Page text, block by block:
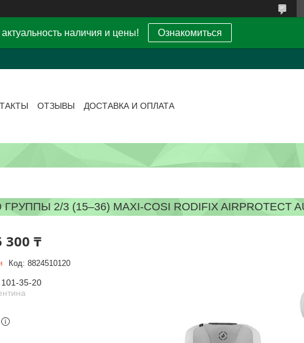
наличия и цены! Ознакомиться
ОТЗЫВЫ ДОСТАВКА И ОПЛАТА
2/3 (15–36) MAXI-COSI RODIFIX AIRPROTECT
300 ₸
Код: 8824510120
35-20